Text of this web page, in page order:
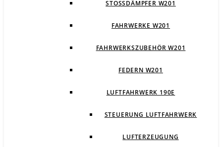
STOSSDÄMPFER W201
FAHRWERKE W201
FAHRWERKSZUBEHÖR W201
FEDERN W201
LUFTFAHRWERK 190E
STEUERUNG LUFTFAHRWERK
LUFTERZEUGUNG